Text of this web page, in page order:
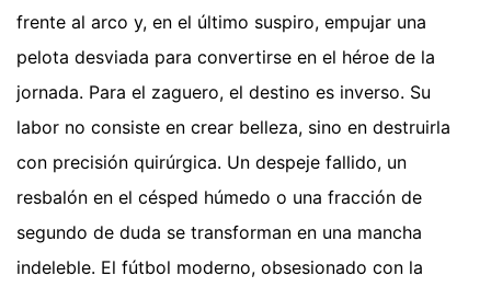
frente al arco y, en el último suspiro, empujar una
pelota desviada para convertirse en el héroe de la
jornada. Para el zaguero, el destino es inverso. Su
labor no consiste en crear belleza, sino en destruirla
con precisión quirúrgica. Un despeje fallido, un
resbalón en el césped húmedo o una fracción de
segundo de duda se transforman en una mancha
indeleble. El fútbol moderno, obsesionado con la